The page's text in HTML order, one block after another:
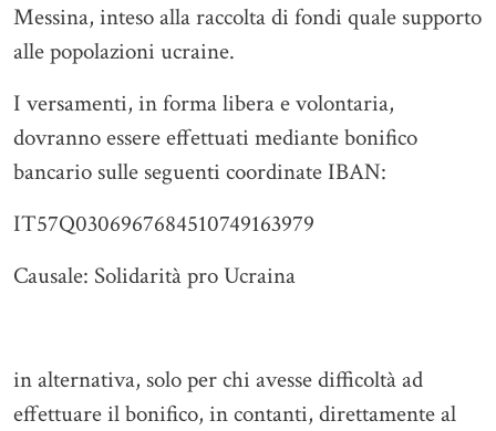
Messina, inteso alla raccolta di fondi quale supporto
alle popolazioni ucraine.
I versamenti, in forma libera e volontaria,
dovranno essere effettuati mediante bonifico
bancario sulle seguenti coordinate IBAN:
IT57Q0306967684510749163979
Causale: Solidarità pro Ucraina
in alternativa, solo per chi avesse difficoltà ad
effettuare il bonifico, in contanti, direttamente al